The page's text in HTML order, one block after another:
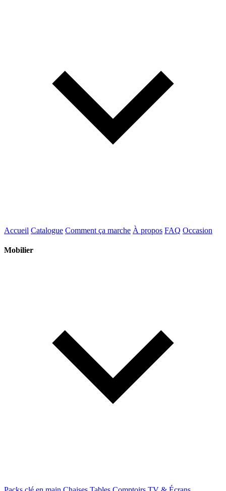
Accueil Catalogue Comment ça marche À propos FAQ Occasion
Mobilier